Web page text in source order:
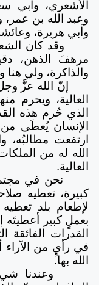
الأشعري، وأبي
وعبد الله بن
وأبي هريرة،
وقد كان
مرهفَ الذهن،
والذاكرة، ولي هنا
إنّ الله عزَّ وجل
العالية، ويحرم
الذي حُرم هذه
الإنسان يُعطَى
ارتفعت
الله له من
العالية.
نحن في مجتمع
كبيرة، تعطيه
لإطعام بلد تعطيه
بعملٍ كبير أعطيتَه
القدرات الفائقة
في رأيٍ من الآراء
الله بها.
وعندنا شيءٌ